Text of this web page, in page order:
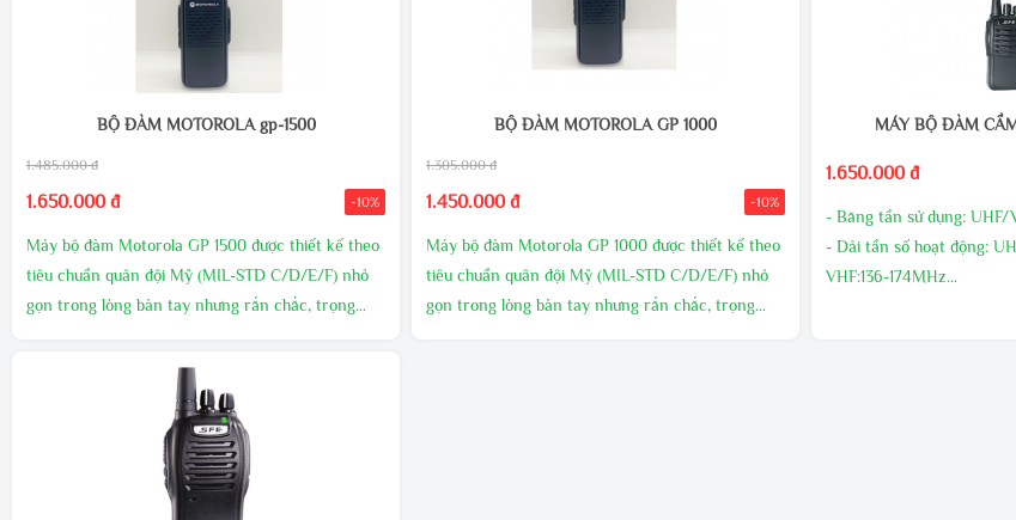
BỘ ĐÀM MOTOROLA gp-1500
1.485.000 đ
1.650.000 đ -10%
Máy bộ đàm Motorola GP 1500 được thiết kế theo
tiêu chuẩn quân đội Mỹ (MIL-STD C/D/E/F) nhỏ
gọn trong lòng bàn tay nhưng rắn chắc, trọng
gian sử dụng,công suất phát lên tới 10W đảm bảo
cự ly liên lạc tốt. Công suất : 10W Dung lượng pin :
3800 mAh Xuất xứ: Motorola.
BỘ ĐÀM MOTOROLA GP 1000
1.305.000 đ
1.450.000 đ -10%
Máy bộ đàm Motorola GP 1000 được thiết kế theo
tiêu chuẩn quân đội Mỹ (MIL-STD C/D/E/F) nhỏ
gọn trong lòng bàn tay nhưng rắn chắc, trọng
MÁY BỘ ĐÀM
1.650.000 đ
- Băng tần sử dụng: UHF/
- Dải tần số hoạt động:
VHF:136-174MHz